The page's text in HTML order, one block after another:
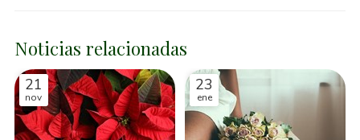
Noticias relacionadas
21
nov
23
ene